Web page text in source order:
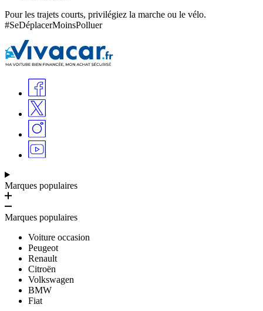
Pour les trajets courts, privilégiez la marche ou le vélo.
#SeDéplacerMoinsPolluer
Marques populaires
Marques populaires
Voiture occasion
Peugeot
Renault
Citroën
Volkswagen
BMW
Fiat